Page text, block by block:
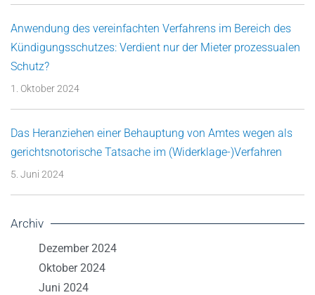
Anwendung des vereinfachten Verfahrens im Bereich des
Kündigungsschutzes: Verdient nur der Mieter prozessualen
Schutz?
1. Oktober 2024
Das Heranziehen einer Behauptung von Amtes wegen als
gerichtsnotorische Tatsache im (Widerklage-)Verfahren
5. Juni 2024
Archiv
Dezember 2024
Oktober 2024
Juni 2024